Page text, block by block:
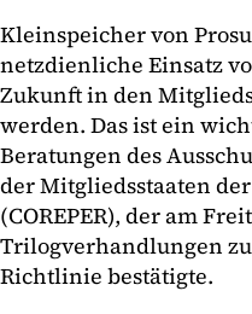
Kleinspeicher von
netzdienliche Einsatz
Zukunft in den
werden. Das ist ein
Beratungen des
der Mitgliedsstaaten
(COREPER), der am
Trilogverhandlungen
Richtlinie bestätigte.